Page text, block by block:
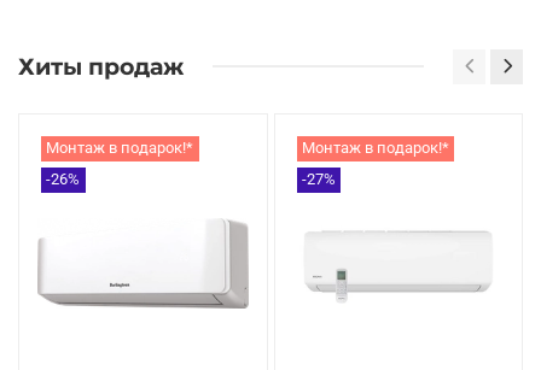
Хиты продаж
Монтаж в подарок!*
-26%
Монтаж в подарок!*
-27%